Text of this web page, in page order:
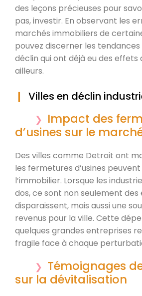
des leçons précieuses pour
pas, investir. En observant les
marchés immobiliers de
pouvez discerner les tendances
déclin qui ont déjà eu des effets
ailleurs.
Villes en déclin
Impact des
d’usines sur le
Des villes comme Detroit ont
les fermetures d’usines
l’immobilier. Lorsque les
dos, ce sont non seulement des
disparaissent, mais aussi une
revenus pour la ville. Cette
quelques grandes entreprises
fragile face à chaque
Témoignages
sur la dévitalisation